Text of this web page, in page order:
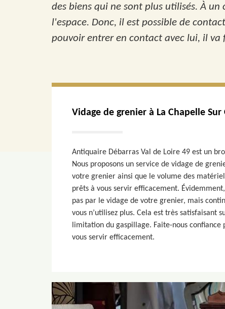
des biens qui ne sont plus utilisés. À
l'espace. Donc, il est possible de
pouvoir entrer en contact avec lui, il
Vidage de grenier à La Chapelle Sur
Antiquaire Débarras Val de Loire 49 est un
Nous proposons un service de vidage de
votre grenier ainsi que le volume des
prêts à vous servir efficacement.
pas par le vidage de votre grenier, mais
vous n’utilisez plus. Cela est très satisfaisant
limitation du gaspillage. Faite-nous confiance
vous servir efficacement.